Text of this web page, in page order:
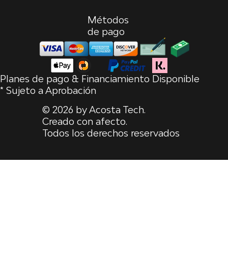
© 2026 by Acosta Tech.
Creado con afecto.
Todos los derechos reservados
Métodos
de pago
Planes de pago & Financiamiento Disponible
* Sujeto a Aprobación